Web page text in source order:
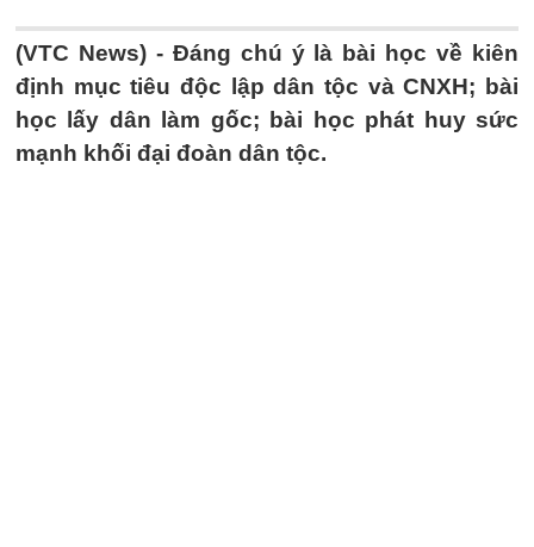
(VTC News) - Đáng chú ý là bài học về kiên
định mục tiêu độc lập dân tộc và CNXH; bài
học lấy dân làm gốc; bài học phát huy sức
mạnh khối đại đoàn dân tộc.